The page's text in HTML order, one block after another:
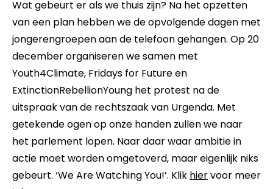
Wat gebeurt er als we thuis zijn? Na het opzetten
van een plan hebben we de opvolgende dagen met
jongerengroepen aan de telefoon gehangen. Op 20
december organiseren we samen met
Youth4Climate, Fridays for Future en
ExtinctionRebellionYoung het protest na de
uitspraak van de rechtszaak van Urgenda. Met
getekende ogen op onze handen zullen we naar
het parlement lopen. Naar daar waar ambitie in
actie moet worden omgetoverd, maar eigenlijk niks
gebeurt. ‘We Are Watching You!’. Klik hiervoor meer